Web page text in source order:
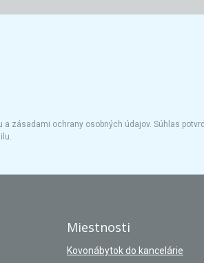
ochrany osobných údajov. Súhlas
Miestnosti
Kovonábytok do kancelárie